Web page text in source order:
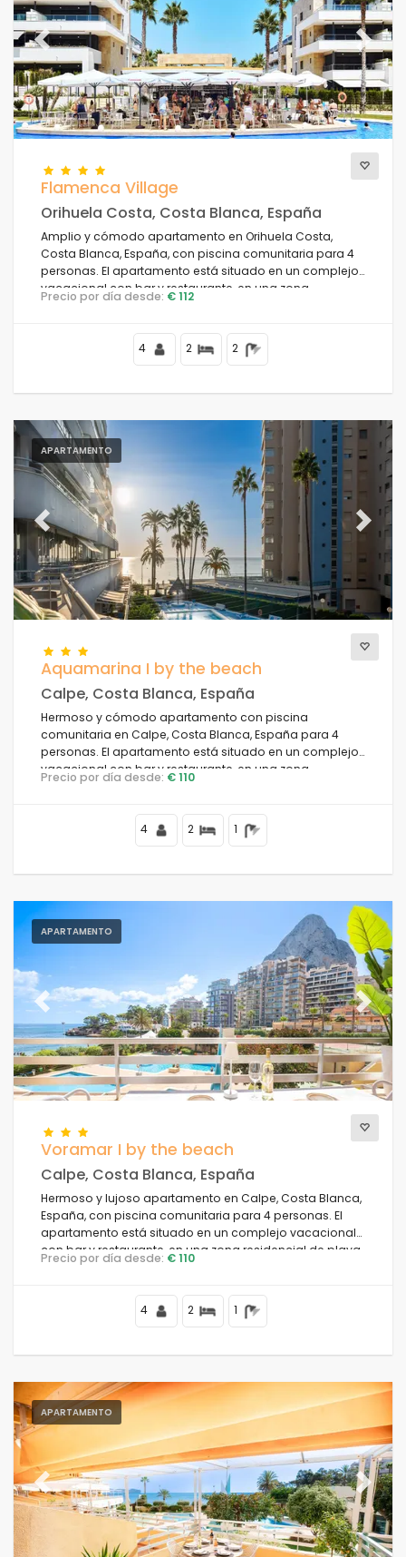
Previous Next
Flamenca Village
Orihuela Costa, Costa Blanca, España
Amplio y cómodo apartamento en Orihuela Costa,
Costa Blanca, España, con piscina comunitaria para 4
personas. El apartamento está situado en un complejo
vacacional con bar y restaurante, en una zona
residencial cercana a la playa, cerca de tiendas y
Precio por día desde: € 112
4 2 2
APARTAMENTO
Previous Next
Aquamarina I by the beach
Calpe, Costa Blanca, España
Hermoso y cómodo apartamento con piscina
comunitaria en Calpe, Costa Blanca, España para 4
personas. El apartamento está situado en un complejo
vacacional con bar y restaurante, en una zona
residencial de playa, cerca de tiendas y
kilómetros del centro de Calpe y a 25 metros del Mar
Precio por día desde: € 110
4 2 1
APARTAMENTO
Previous Next
Voramar I by the beach
Calpe, Costa Blanca, España
Hermoso y lujoso apartamento en Calpe, Costa Blanca,
España, con piscina comunitaria para 4 personas. El
apartamento está situado en un complejo vacacional
con bar y restaurante, en una zona residencial de playa,
cerca de tiendas y supermercados, a 25 metros de la
25 metros del mar Mediterráneo.
Precio por día desde: € 110
4 2 1
APARTAMENTO
Previous Next